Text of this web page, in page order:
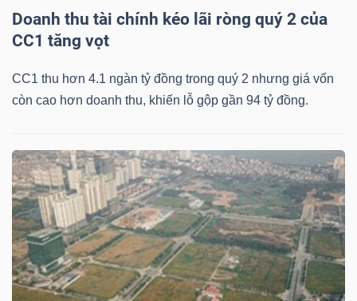
Doanh thu tài chính kéo lãi ròng quý 2 của
CC1 tăng vọt
CC1 thu hơn 4.1 ngàn tỷ đồng trong quý 2 nhưng giá vốn
còn cao hơn doanh thu, khiến lỗ gộp gần 94 tỷ đồng.
TÀI
CÔNG
NGHỆ
THÔNG
TIN